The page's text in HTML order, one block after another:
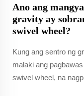
Ano ang
gravity ay
swivel wheel?
Kung ang sentro ng
malaki ang
swivel wheel, na